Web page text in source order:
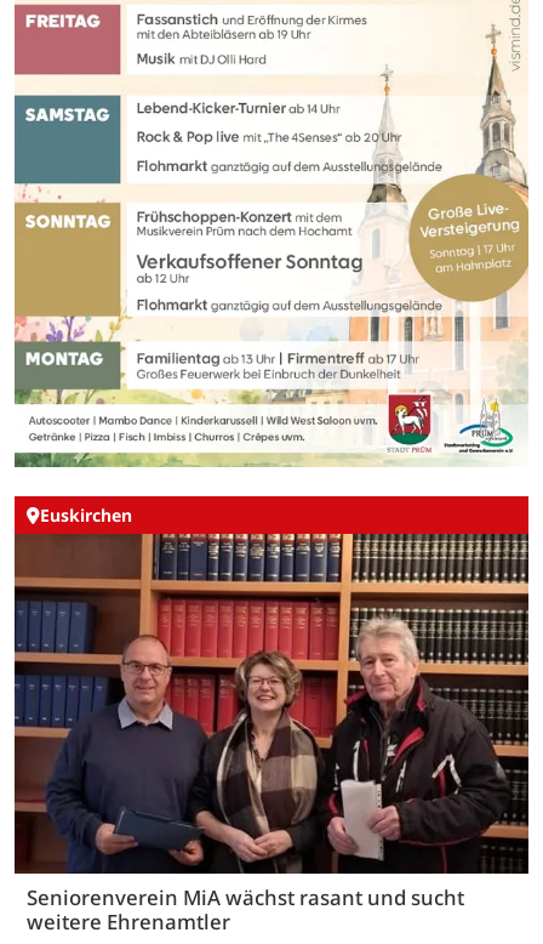
Euskirchen
Seniorenverein MiA wächst rasant und sucht
weitere Ehrenamtler